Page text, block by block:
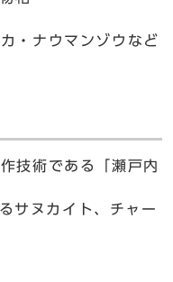
・ナウマンゾウなど
技術である「瀬戸内
ヌカイト、チャー